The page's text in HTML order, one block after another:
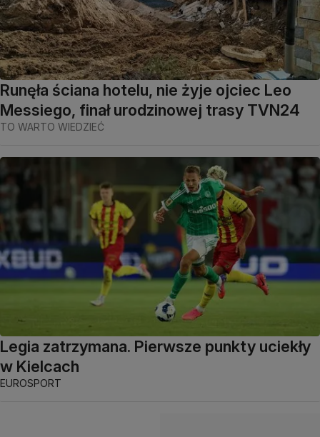
Runęła ściana hotelu, nie żyje ojciec Leo
Messiego, finał urodzinowej trasy TVN24
TO WARTO WIEDZIEĆ
Legia zatrzymana. Pierwsze punkty uciekły
w Kielcach
EUROSPORT